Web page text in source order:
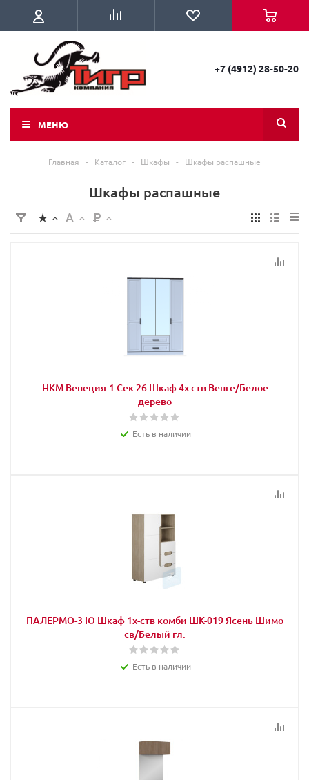
+7 (4912) 28-50-20
МЕНЮ
Главная - Каталог - Шкафы - Шкафы распашные
Шкафы распашные
НКМ Венеция-1 Сек 26 Шкаф 4х ств Венге/Белое
дерево
Есть в наличии
ПАЛЕРМО-3 Ю Шкаф 1х-ств комби ШК-019 Ясень Шимо
св/Белый гл.
Есть в наличии